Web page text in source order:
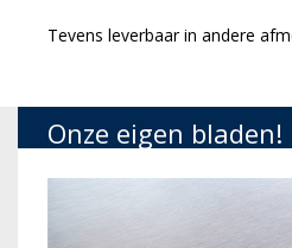
Tevens leverbaar in andere
Onze eigen bladen!